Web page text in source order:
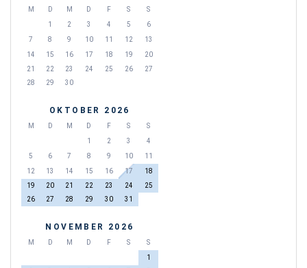
M D M D F S
S
1
2 3 4 5
6
7
8 9 10 11 12
13
14
15 16 17 18 19
20
21
22 23 24 25 26
27
28
29 30
OKTOBER 2026
M D M D F S
S
1
2 3
4
5
6 7 8 9 10
11
12
13 14 15 16 17
18
19
20 21 22 23 24
25
26
27 28 29 30 31
NOVEMBER 2026
M D M D F S
S
1